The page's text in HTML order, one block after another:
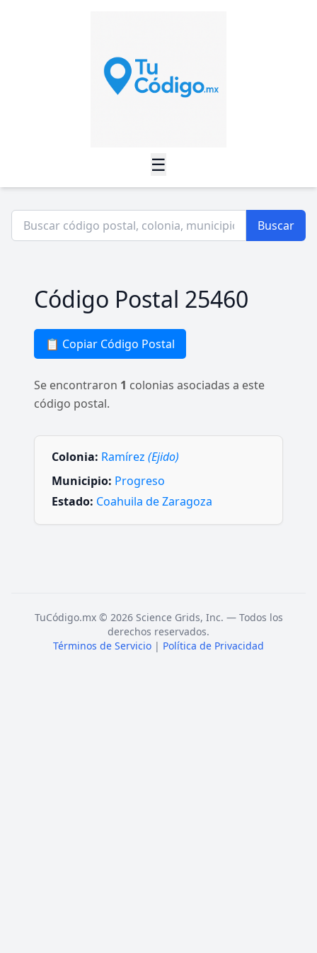
☰
Buscar
Código Postal 25460
📋 Copiar Código Postal
Se encontraron 1 colonias asociadas a este
código postal.
Colonia: Ramírez (Ejido)
Municipio: Progreso
Estado: Coahuila de Zaragoza
TuCódigo.mx © 2026 Science Grids, Inc. — Todos los
derechos reservados.
Términos de Servicio | Política de Privacidad